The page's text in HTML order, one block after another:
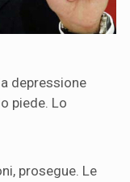
depressione
piede. Lo
prosegue. Le